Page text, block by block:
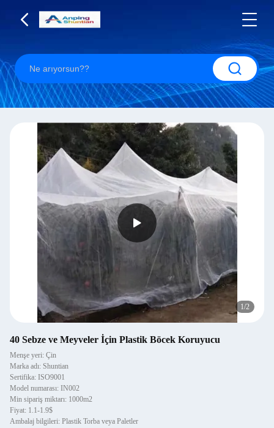
1/2
40 Sebze ve Meyveler İçin Plastik Böcek Koruyucu
Menşe yeri: Çin
Marka adı: Shuntian
Sertifika: ISO9001
Model numarası: IN002
Min sipariş miktarı: 1000m2
Fiyat: 1.1-1.9$
Ambalaj bilgileri: Plastik Torba veya Paletler